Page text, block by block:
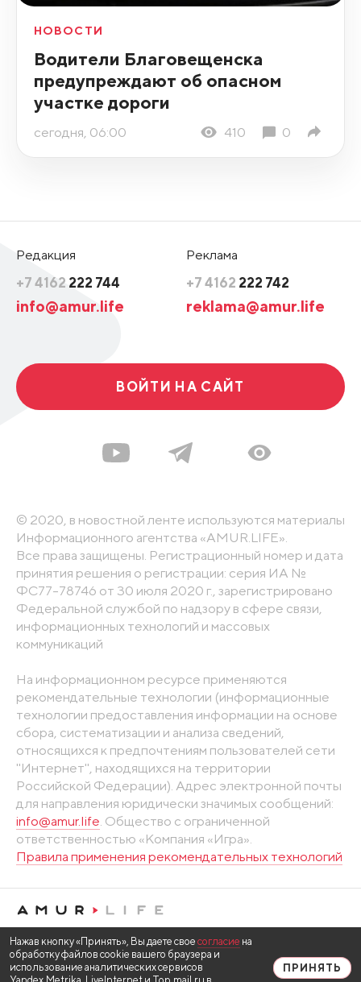
НОВОСТИ
Водители Благовещенска
предупреждают об опасном
участке дороги
сегодня, 06:00 410 0
Редакция
+7 4162 222 744
info@amur.life
Реклама
+7 4162 222 742
reklama@amur.life
ВОЙТИ НА САЙТ
© 2020, в новостной ленте используются материалы
Информационного агентства «AMUR.LIFE».
Все права защищены. Регистрационный номер и дата
принятия решения о регистрации: серия ИА №
ФС77-78746 от 30 июля 2020 г., зарегистрировано
Федеральной службой по надзору в сфере связи,
информационных технологий и массовых
коммуникаций
На информационном ресурсе применяются
рекомендательные технологии (информационные
технологии предоставления информации на основе
сбора, систематизации и анализа сведений,
относящихся к предпочтениям пользователей сети
"Интернет", находящихся на территории
Российской Федерации). Адрес электронной почты
для направления юридически значимых сообщений:
info@amur.life. Общество с ограниченной
ответственностью «Компания «Игра».
Правила применения рекомендательных технологий
Нажав кнопку «Принять», Вы даете свое согласие на
обработку файлов cookie вашего браузера и
использование аналитических сервисов
ПРИНЯТЬ